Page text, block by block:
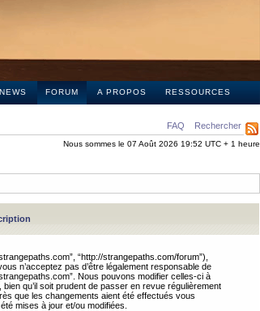
NEWS FORUM A PROPOS RESSOURCES
FAQ Rechercher
Nous sommes le 07 Août 2026 19:52 UTC + 1 heure
“http://strangepaths.com/forum”),
n’acceptez pas d’être légalement responsable de
Nous pouvons modifier celles-ci à
qu’il soit prudent de passer en revue régulièrement
que les changements aient été effectués vous
mises à jour et/ou modifiées.